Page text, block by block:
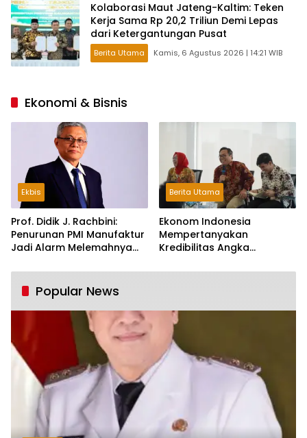
Kolaborasi Maut Jateng-Kaltim: Teken
Kerja Sama Rp 20,2 Triliun Demi Lepas
dari Ketergantungan Pusat
Berita Utama Kamis, 6 Agustus 2026 | 14:21 WIB
Ekonomi & Bisnis
Ekbis
Prof. Didik J. Rachbini:
Penurunan PMI Manufaktur
Jadi Alarm Melemahnya
Berita Utama
Ekonom Indonesia
Mempertanyakan
Kredibilitas Angka
Tumbuh Tapi Rapuh
Popular News